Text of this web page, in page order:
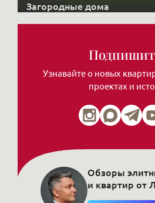
Загородные дома
Узнавайте о новых
проектах и
Обзоры
и квартир от